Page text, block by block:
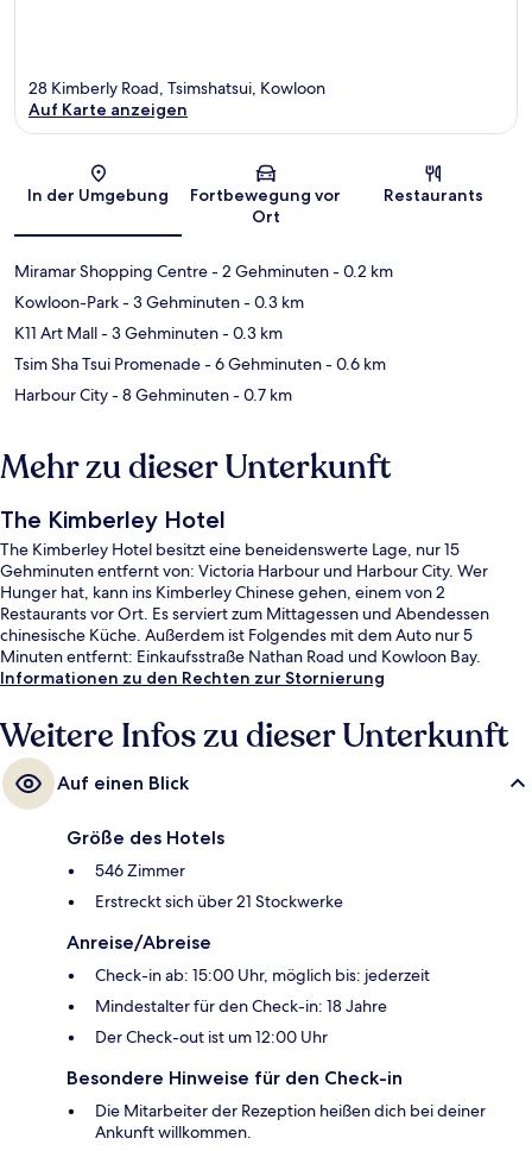
Karte
28 Kimberly Road, Tsimshatsui, Kowloon
Auf Karte anzeigen
In der Umgebung
Fortbewegung vor
Ort
Restaurants
Miramar Shopping Centre- 2 Gehminuten- 0.2 km
Kowloon-Park- 3 Gehminuten- 0.3 km
K11 Art Mall- 3 Gehminuten- 0.3 km
Tsim Sha Tsui Promenade- 6 Gehminuten- 0.6 km
Harbour City- 8 Gehminuten- 0.7 km
Mehr zu dieser Unterkunft
The Kimberley Hotel
The Kimberley Hotel besitzt eine beneidenswerte Lage, nur 15
Gehminuten entfernt von: Victoria Harbour und Harbour City. Wer
Hunger hat, kann ins Kimberley Chinese gehen, einem von 2
Restaurants vor Ort. Es serviert zum Mittagessen und Abendessen
chinesische Küche. Außerdem ist Folgendes mit dem Auto nur 5
Minuten entfernt: Einkaufsstraße Nathan Road und Kowloon Bay.
Informationen zu den Rechten zur Stornierung
Weitere Infos zu dieser Unterkunft
Auf einen Blick
Größe des Hotels
546 Zimmer
Erstreckt sich über 21 Stockwerke
Anreise/Abreise
Check-in ab: 15:00 Uhr, möglich bis: jederzeit
Mindestalter für den Check-in: 18 Jahre
Der Check-out ist um 12:00 Uhr
Besondere Hinweise für den Check-in
Die Mitarbeiter der Rezeption heißen dich bei deiner
Ankunft willkommen.